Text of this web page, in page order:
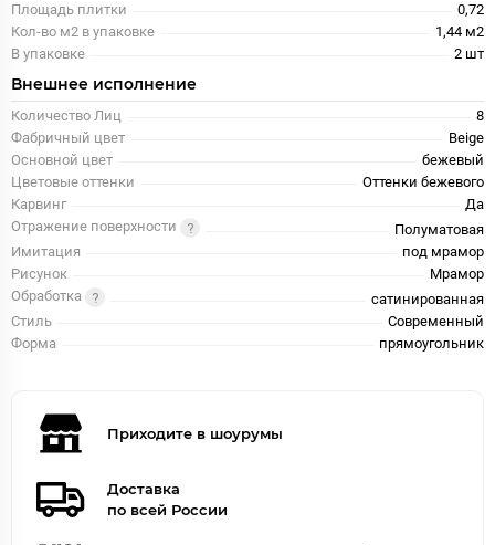
Площадь плитки
0,72
Кол-во м2 в упаковке
1,44 м2
В упаковке
2 шт
Внешнее исполнение
Количество Лиц
8
Фабричный цвет
Beige
Основной цвет
бежевый
Цветовые оттенки
Оттенки бежевого
Карвинг
Да
Отражение поверхности
Полуматовая
Имитация
под мрамор
Рисунок
Мрамор
Обработка
сатинированная
Стиль
Современный
Форма
прямоугольник
Приходите в шоурумы
Доставка
по всей России